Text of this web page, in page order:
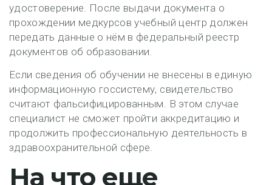
удостоверение. После выдачи документа о
прохождении медкурсов учебный центр должен
передать данные о нём в федеральный реестр
документов об образовании.
Если сведения об обучении не внесены в единую
информационную госсистему, свидетельство
считают фальсифицированным. В этом случае
специалист не сможет пройти аккредитацию и
продолжить профессиональную деятельность в
здравоохранительной сфере.
На что еще